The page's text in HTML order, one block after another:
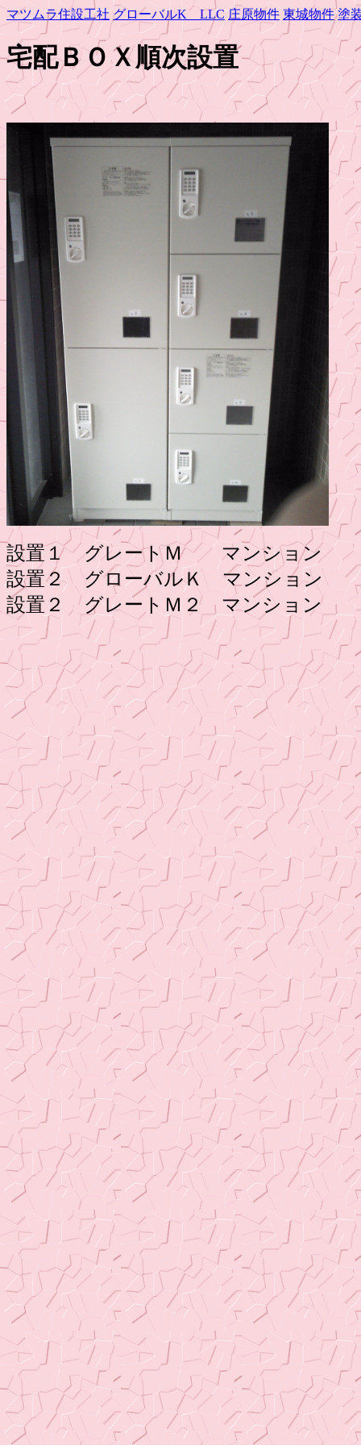
マツムラ住設工社 グローバルK LLC 庄原物件 東城物件 塗
宅配ＢＯＸ順次設置
設置１ グレートＭ マンション
設置２ グローバルＫ マンション
設置２ グレートＭ２ マンション